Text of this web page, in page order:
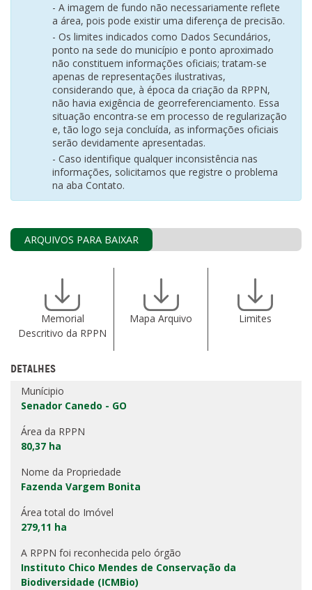
- A imagem de fundo não necessariamente reflete
a área, pois pode existir uma diferença de precisão.
- Os limites indicados como Dados Secundários,
ponto na sede do município e ponto aproximado
não constituem informações oficiais; tratam-se
apenas de representações ilustrativas,
considerando que, à época da criação da RPPN,
não havia exigência de georreferenciamento. Essa
situação encontra-se em processo de regularização
e, tão logo seja concluída, as informações oficiais
serão devidamente apresentadas.
- Caso identifique qualquer inconsistência nas
informações, solicitamos que registre o problema
na aba Contato.
ARQUIVOS PARA BAIXAR
Memorial
Descritivo da RPPN
Mapa Arquivo Limites
DETALHES
Munícipio
Senador Canedo - GO
Área da RPPN
80,37 ha
Nome da Propriedade
Fazenda Vargem Bonita
Área total do Imóvel
279,11 ha
A RPPN foi reconhecida pelo órgão
Instituto Chico Mendes de Conservação da
Biodiversidade (ICMBio)